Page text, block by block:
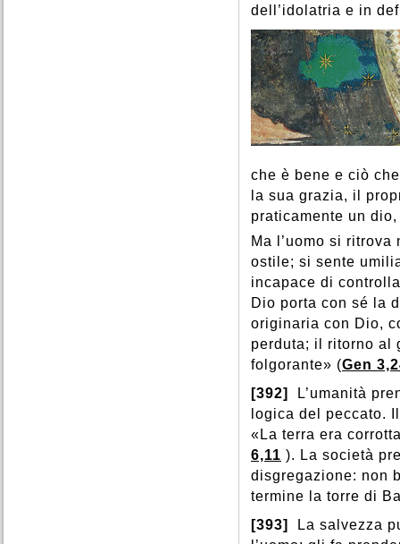
dell’idolatria e in
che è bene e ciò
la sua grazia, il
praticamente un
Ma l’uomo si
ostile; si sente
incapace di
Dio porta con sé la
originaria con Dio,
perduta; il ritorno al
folgorante» (Gen
[392]
L’umanità
logica del peccato.
«La terra era
6,11 ). La società
disgregazione: non
termine la torre di
[393]
La salvezza